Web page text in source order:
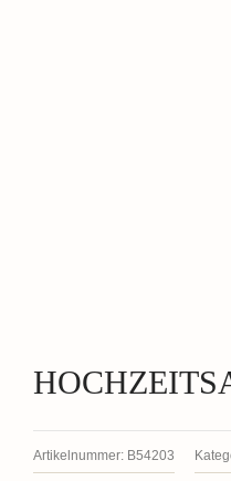
Artikelnummer: B54203